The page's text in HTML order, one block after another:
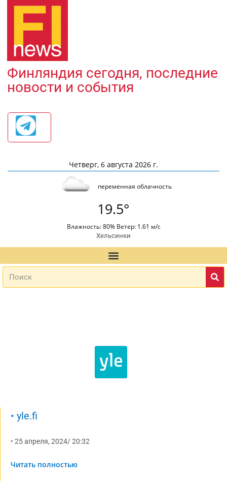
Финляндия сегодня, последние
новости и события
Четверг, 6 августа 2026 г.
переменная облачность
19.5°
Влажность: 80% Ветер: 1.61 м/с
Хельсинки
• yle.fi
• 25 апреля, 2024/20:32
Читать полностью